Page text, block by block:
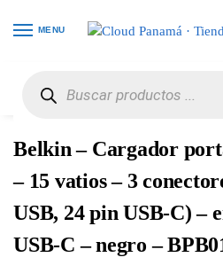
MENU
Belkin – Cargador
– 15 vatios – 3
USB, 24 pin USB-C) –
USB-C – negro –